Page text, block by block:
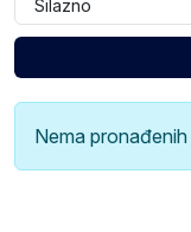
Nema